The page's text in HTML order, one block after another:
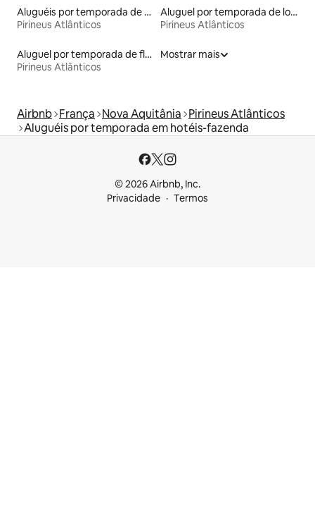
Aluguéis por temporada de celeiros
Pirineus Atlânticos
Aluguel por temporada de lofts
Pirineus Atlânticos
Aluguel por temporada de flats
Pirineus Atlânticos
Mostrar mais
Airbnb França Nova Aquitânia Pirineus Atlânticos
Aluguéis por temporada em hotéis-fazenda
© 2026 Airbnb, Inc.
Privacidade
Termos